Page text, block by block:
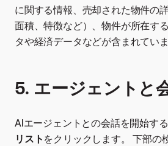
に関する情報、売却された物件の
面積、特徴など）、物件が所在す
タや経済データなどが含まれていま
5. エージェントと
AIエージェントとの会話を開始する
リスト をクリックします。 下部の